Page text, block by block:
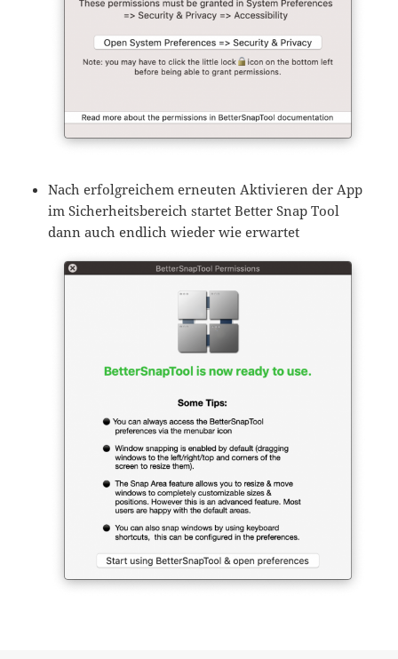
Nach erfolgreichem erneuten Aktivieren der App
im Sicherheitsbereich startet Better Snap Tool
dann auch endlich wieder wie erwartet